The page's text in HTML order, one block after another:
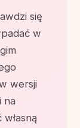
się
w
wersji
na